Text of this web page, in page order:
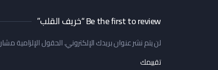
Be the first to review “خريف القلب”
لن يتم نشر عنوان بريدك الإلكتروني.الحقول الإلزامية مشار
تقييمك